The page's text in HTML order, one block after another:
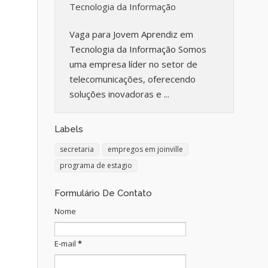
Tecnologia da Informação
Vaga para Jovem Aprendiz em
Tecnologia da Informação Somos
uma empresa líder no setor de
telecomunicações, oferecendo
soluções inovadoras e ...
Labels
secretaria
empregos em joinville
programa de estagio
Formulário De Contato
Nome
E-mail *